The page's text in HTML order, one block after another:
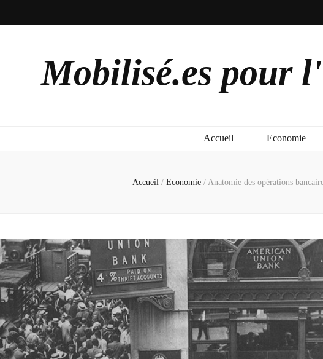
Mobilisé.es pour
Accueil Economie
Accueil / Economie / Anatomie des opérations